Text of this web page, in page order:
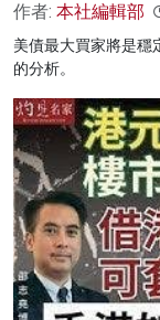
作者: 本社編輯部
美債最大買家將是穩
的分析。